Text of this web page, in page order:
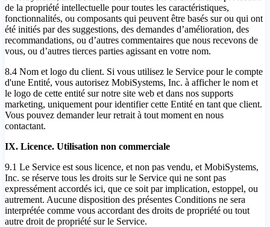
de la propriété intellectuelle pour toutes les caractéristiques,
fonctionnalités, ou composants qui peuvent être basés sur ou qui ont
été initiés par des suggestions, des demandes d’amélioration, des
recommandations, ou d’autres commentaires que nous recevons de
vous, ou d’autres tierces parties agissant en votre nom.
8.4 Nom et logo du client. Si vous utilisez le Service pour le compte
d'une Entité, vous autorisez MobiSystems, Inc. à afficher le nom et
le logo de cette entité sur notre site web et dans nos supports
marketing, uniquement pour identifier cette Entité en tant que client.
Vous pouvez demander leur retrait à tout moment en nous
contactant.
IX. Licence. Utilisation non commerciale
9.1 Le Service est sous licence, et non pas vendu, et MobiSystems,
Inc. se réserve tous les droits sur le Service qui ne sont pas
expressément accordés ici, que ce soit par implication, estoppel, ou
autrement. Aucune disposition des présentes Conditions ne sera
interprétée comme vous accordant des droits de propriété ou tout
autre droit de propriété sur le Service.